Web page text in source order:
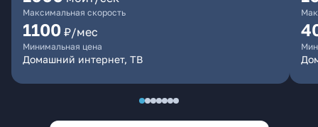
Максимальная скорость
1100 ₽/мес
Минимальная цена
Домашний интернет, ТВ